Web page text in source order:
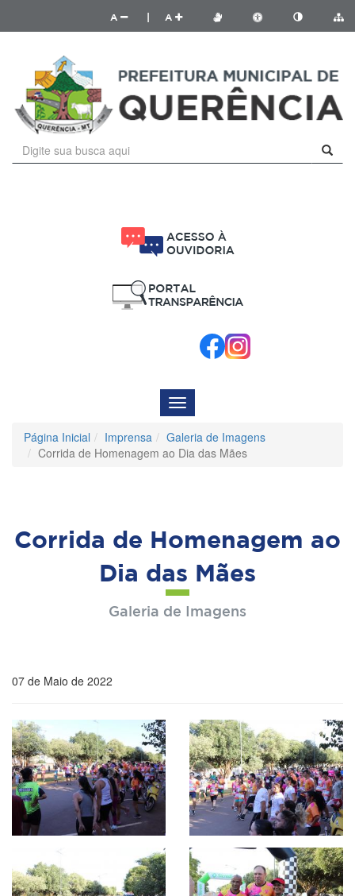
A A
Menu
de
Navegação
Página Inicial Imprensa
Galeria de Imagens
Corrida de Homenagem ao Dia das Mães
Corrida de Homenagem ao
Dia das Mães
Galeria de Imagens
07 de Maio de 2022